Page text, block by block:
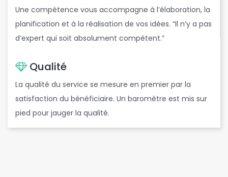
Une compétence vous accompagne à l’élaboration, la
planification et à la réalisation de vos idées. “Il n’y a pas
d’expert qui soit absolument compétent.”
Qualité
La qualité du service se mesure en premier par la
satisfaction du bénéficiaire. Un baromètre est mis sur
pied pour jauger la qualité.